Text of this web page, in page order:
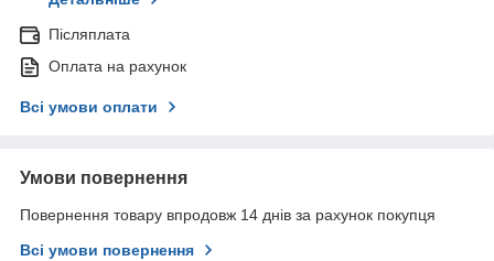
Післяплата
Оплата на рахунок
Всі умови оплати
Умови повернення
Повернення товару впродовж 14 днів за рахунок покупця
Всі умови повернення